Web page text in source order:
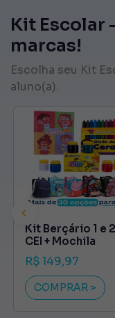
Kit Escolar
marcas!
Escolha seu Kit
aluno(a).
Previous
Kit Berçário 1 e
CEI + Mochila
R$ 149,97
COMPRAR >